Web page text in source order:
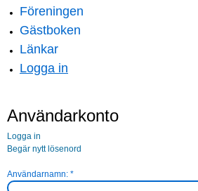
Föreningen
Gästboken
Länkar
Logga in
Användarkonto
Logga in
Begär nytt lösenord
Användarnamn: *